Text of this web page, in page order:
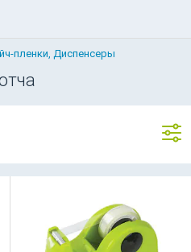
пленки, Диспенсеры